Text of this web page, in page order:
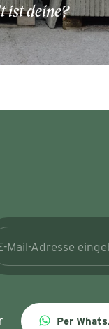
ist deine?
Per